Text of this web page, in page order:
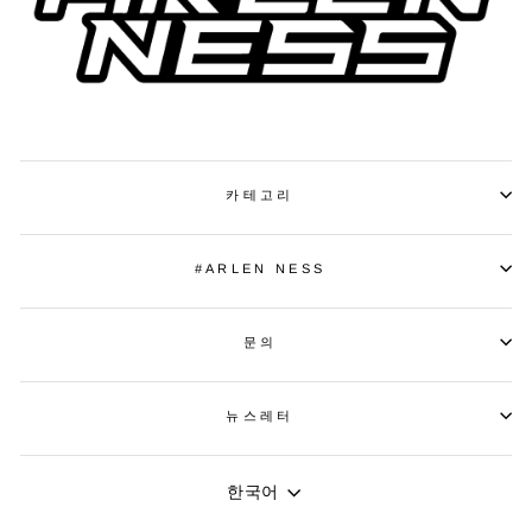
카테고리
#ARLEN NESS
문의
뉴스레터
언
한국어